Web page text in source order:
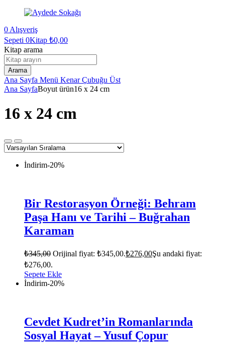
0 Alışveriş
Sepeti 0Kitap ₺0,00
Kitap arama
Arama
Ana Sayfa Menü Kenar Çubuğu Üst
Ana SayfaBoyut ürün16 x 24 cm
16 x 24 cm
İndirim-20%
Bir Restorasyon Örneği: Behram
Paşa Hanı ve Tarihi – Buğrahan
Karaman
₺345,00 Orijinal fiyat: ₺345,00.₺276,00Şu andaki fiyat:
₺276,00.
Sepete Ekle
İndirim-20%
Cevdet Kudret’in Romanlarında
Sosyal Hayat – Yusuf Çopur